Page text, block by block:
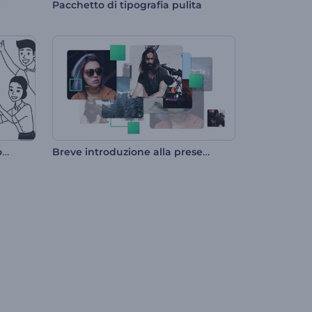
Pacchetto di tipografia pulita
Kit di strumenti per animazioni su lavagna bianca Breve introduzione alla presentazione